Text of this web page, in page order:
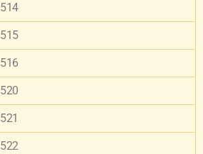
514
515
516
520
521
522